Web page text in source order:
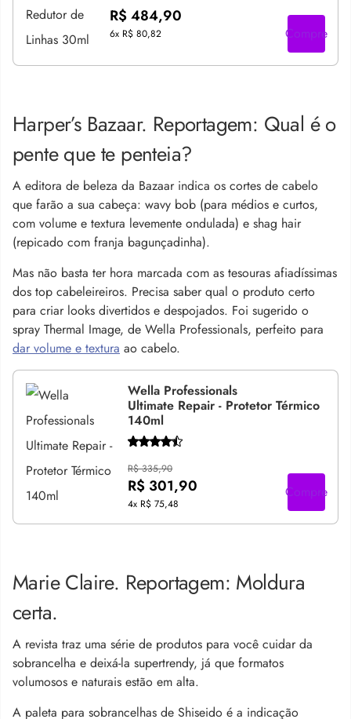
R$ 484,90
6x R$ 80,82 Compre
Harper’s Bazaar. Reportagem: Qual é o
pente que te penteia?
A editora de beleza da Bazaar indica os cortes de cabelo
que farão a sua cabeça: wavy bob (para médios e curtos,
com volume e textura levemente ondulada) e shag hair
(repicado com franja bagunçadinha).
Mas não basta ter hora marcada com as tesouras afiadíssimas
dos top cabeleireiros. Precisa saber qual o produto certo
para criar looks divertidos e despojados. Foi sugerido o
spray Thermal Image, de Wella Professionals, perfeito para
dar volume e textura ao cabelo.
Wella Professionals
Ultimate Repair - Protetor Térmico
140ml
R$ 335,90
R$ 301,90
4x R$ 75,48
Compre
Marie Claire. Reportagem: Moldura
certa.
A revista traz uma série de produtos para você cuidar da
sobrancelha e deixá-la supertrendy, já que formatos
volumosos e naturais estão em alta.
A paleta para sobrancelhas de Shiseido é a indicação